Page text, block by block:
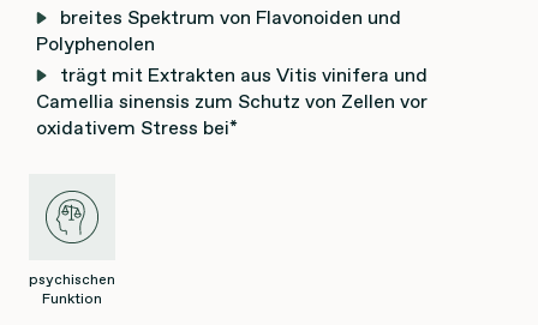
breites Spektrum von Flavonoiden und
Polyphenolen
trägt mit Extrakten aus Vitis vinifera und
Camellia sinensis zum Schutz von Zellen vor
oxidativem Stress bei*
psychischen
Funktion